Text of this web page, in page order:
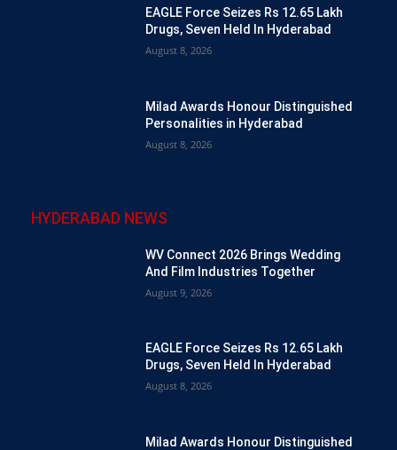
EAGLE Force Seizes Rs 12.65 Lakh
Drugs, Seven Held In Hyderabad
August 8, 2026
Milad Awards Honour Distinguished
Personalities in Hyderabad
August 8, 2026
HYDERABAD NEWS
WV Connect 2026 Brings Wedding
And Film Industries Together
August 9, 2026
EAGLE Force Seizes Rs 12.65 Lakh
Drugs, Seven Held In Hyderabad
August 8, 2026
Milad Awards Honour Distinguished